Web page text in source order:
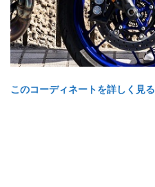
このコーディネートを詳しく見る